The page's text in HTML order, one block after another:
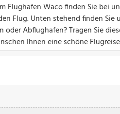
Flughafen Waco finden Sie bei
Flug. Unten stehend finden
oder Abflughafen? Tragen Sie
Ihnen eine schöne